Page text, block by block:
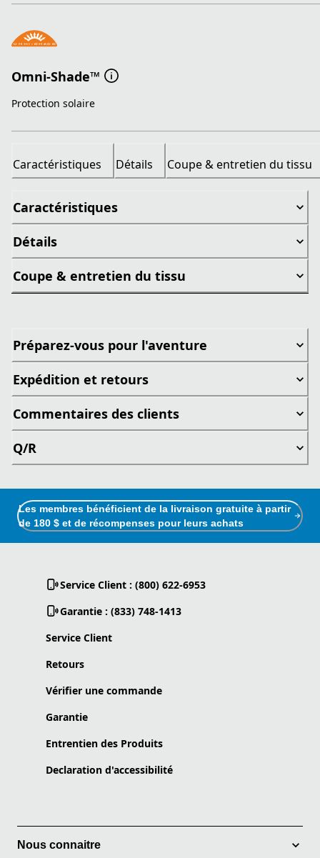
Omni-Shade™
Protection solaire
Caractéristiques Détails Coupe & entretien du tissu
Caractéristiques
Détails
Coupe & entretien du tissu
Préparez-vous pour l'aventure
Expédition et retours
Commentaires des clients
Q/R
Les membres bénéficient de la livraison gratuite à partir
de 180 $ et de récompenses pour leurs achats
Service Client : (800) 622-6953
Garantie : (833) 748-1413
Service Client
Retours
Vérifier une commande
Garantie
Entrentien des Produits
Declaration d'accessibilité
Nous connaitre